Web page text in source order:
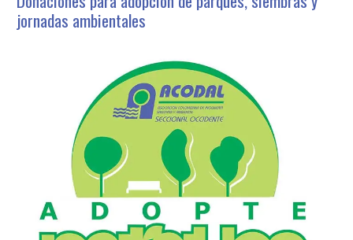
jornadas ambientales